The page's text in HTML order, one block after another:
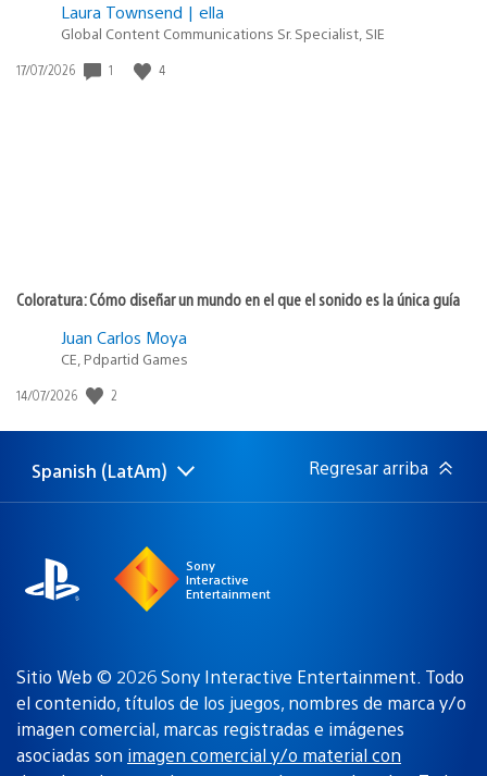
Laura Townsend | ella
Global Content Communications Sr. Specialist, SIE
Fecha
17/07/2026 1 4
Coloratura: Cómo diseñar un mundo en el que el sonido es la única guía
Juan Carlos Moya
CE, Pdpartid Games
Fecha
publicación:
14/07/2026 2
Elige
una
Región
actual:
Spanish (LatAm) Regresar arriba
Sony
Interactive
Entertainment
Sitio Web © 2026 Sony Interactive Entertainment. Todo
el contenido, títulos de los juegos, nombres de marca y/o
imagen comercial, marcas registradas e imágenes
asociadas son imagen comercial y/o material con